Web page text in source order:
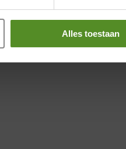
Alles toestaan